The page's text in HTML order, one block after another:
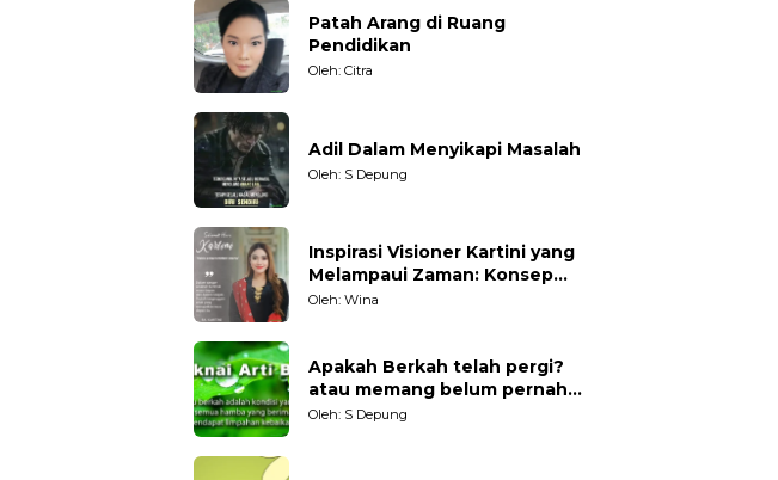
Patah Arang di Ruang
Pendidikan
Oleh: Citra
Adil Dalam Menyikapi Masalah
Oleh: S Depung
Inspirasi Visioner Kartini yang
Melampaui Zaman: Konsep
Kecakapan Hidup bagi
Oleh: Wina
Apakah Berkah telah pergi?
atau memang belum pernah
datang?
Oleh: S Depung